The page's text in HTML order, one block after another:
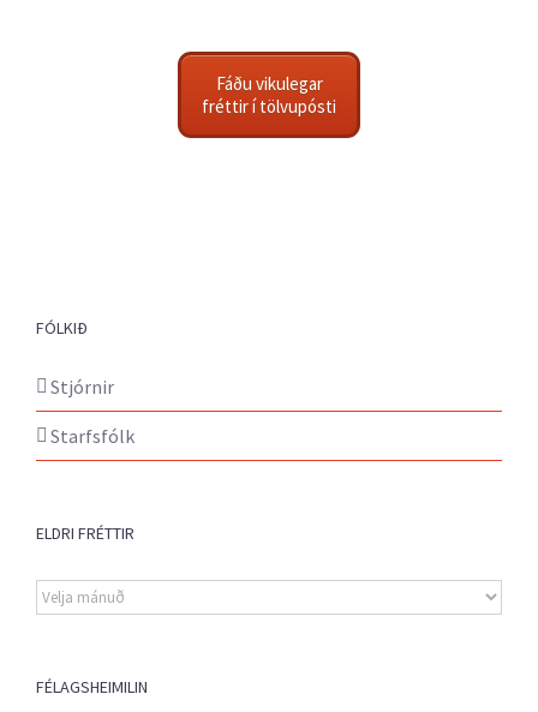
Fáðu vikulegar
fréttir í tölvupósti
FÓLKIÐ
Stjórnir
Starfsfólk
ELDRI FRÉTTIR
Eldri
fréttir
FÉLAGSHEIMILIN